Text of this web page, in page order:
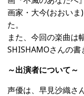
画家・ 大今(おおいま)
た。
また、今回の楽曲は
SHISHAMOさんの書
～出演者について～
声優は、早見沙織さ